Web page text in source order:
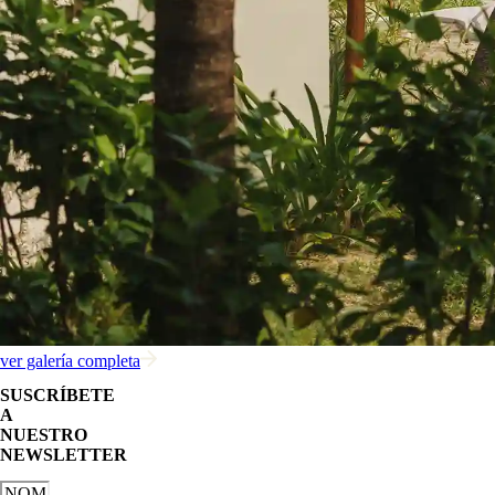
ver galería completa
SUSCRÍBETE
A
NUESTRO
NEWSLETTER